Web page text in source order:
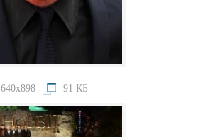
640x898 91 КБ